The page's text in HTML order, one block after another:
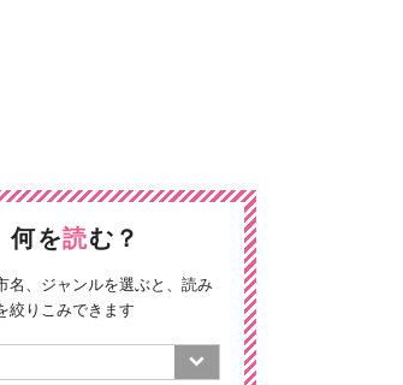
何を読む？
名、ジャンルを選ぶと、読み
絞りこみできます